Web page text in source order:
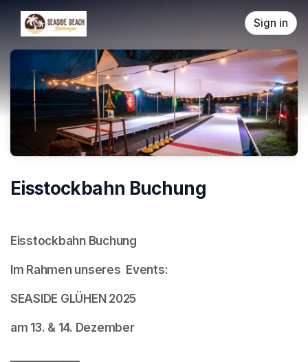
Skip header
Sign in
Eisstockbahn Buchung
Eisstockbahn Buchung
Im Rahmen unseres  Events:
SEASIDE GLÜHEN 2025
am 13. & 14. Dezember